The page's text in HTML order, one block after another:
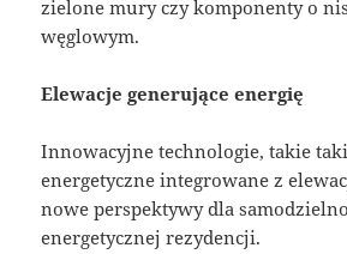
zielone mury czy komponenty o
węglowym.
Elewacje generujące energię
Innowacyjne technologie, takie
energetyczne integrowane z
nowe perspektywy dla
energetycznej rezydencji.